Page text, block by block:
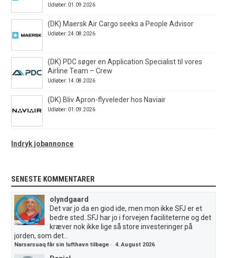
Udløber: 01.09.2026
(DK) Maersk Air Cargo seeks a People Advisor
Udløber: 24.08.2026
(DK) PDC søger en Application Specialist til vores
Airline Team – Crew
Udløber: 14.08.2026
(DK) Bliv Apron-flyveleder hos Naviair
Udløber: 01.09.2026
Indryk jobannonce
SENESTE KOMMENTARER
olyndgaard
Det var jo da en giod ide, men mon ikke SFJ er et
bedre sted..SFJ har jo i forvejen faciliteterne og det
kræver nok ikke lige så store investeringer på
jorden, som det...
Narsarsuaq får sin lufthavn tilbage ·4. August 2026